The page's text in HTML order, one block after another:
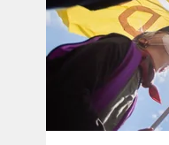
fragen & hilfe
unterstützen
genossenschaft